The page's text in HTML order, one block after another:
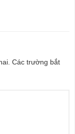
Các trường bắt